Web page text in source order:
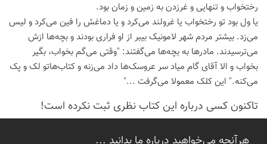
رختخواب و تنهایی و غرزدن به زمین و زمان بود.
یا ول بود تو رختخواب یا غرولند می‌کرد و یا دماغش را فین می‌کرد و لیس
می‌زد. بیشتر مردم شهر لامونیک بیبر از او فراری بودند و بچه‌ها ازش
می‌ترسیدند. مادرها به بچه‌ها می‌گفتند: "وقتی می‌گم بخواب، بگیر
بخواب و الا آقای گام میاد سر عروسک‌ها داد می‌زنه و کتاب‌هاتو لک و پک
می‌کنه." این کلک معمولا می‌گرفت ..."
تاكنون كسی درباره این كتاب نظری ثبت نكرده است!